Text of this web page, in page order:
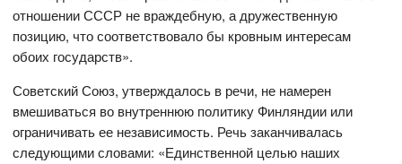
отношении СССР не враждебную, а дружественную
позицию, что соответствовало бы кровным интересам
обоих государств».
Советский Союз, утверждалось в речи, не намерен
вмешиваться во внутреннюю политику Финляндии или
ограничивать ее независимость. Речь заканчивалась
следующими словами: «Единственной целью наших